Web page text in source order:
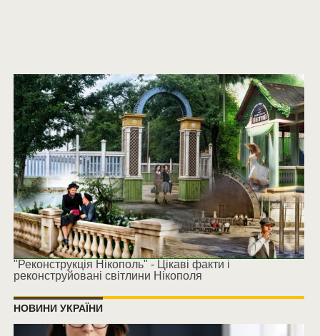
"Реконструкція Нікополь" - Цікаві факти і
реконструйовані світлини Нікополя
НОВИНИ УКРАЇНИ